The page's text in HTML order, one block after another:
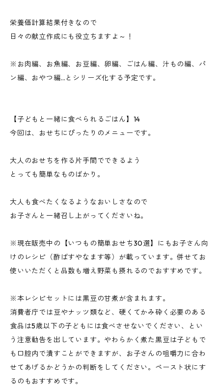
栄養価計算結果付きなので
日々の献立作成にも役立ちますよ～！
※お肉編、お魚編、お豆編、卵編、ごはん編、汁もの編、パ
ン編、おやつ編…とシリーズ化する予定です。
【子どもと一緒に食べられるごはん】14
今回は、おせちにぴったりのメニューです。
大人のおせちを作る片手間でできるよう
とっても簡単なものばかり。
大人も食べたくなるようなおいしさなので
お子さんと一緒召し上がってくださいね。
※現在販売中の【いつもの簡単おせち30選】にもお子さん向
けのレシピ（酢ばすやなます等）が載っています。併せてお
使いいただくと品数も増え野菜も摂れるのでおすすめです。
※本レシピセットには黒豆の甘煮が含まれます。
消費者庁では豆やナッツ類など、硬くてかみ砕く必要のある
食品は5歳以下の子どもには食べさせないでください、とい
う注意勧告を出しています。やわらかく煮た黒豆は子どもで
も口腔内で潰すことができますが、お子さんの咀嚼力に合わ
せてあげるかどうかの判断をしてください。ペースト状にす
るのもおすすめです。